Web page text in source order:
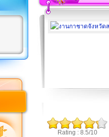
Rating : 8.5/10